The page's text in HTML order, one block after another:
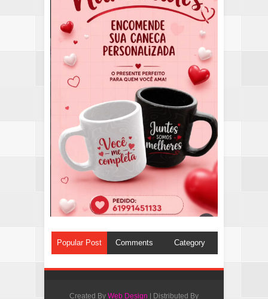
Popular Post Comments Category
Created By Web Design | Distributed By